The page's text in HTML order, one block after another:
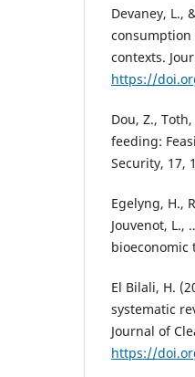
Devaney, L.,
consumption
contexts.
https://
Dou, Z.,
feeding:
Security, 17,
Egelyng, H.,
Jouvenot, L.,
bioeconomic
El Bilali, H.
systematic
Journal of
https://